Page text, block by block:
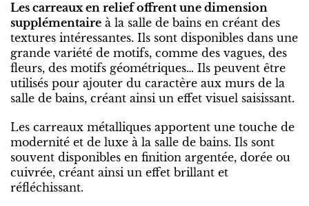
Les carreaux en relief offrent une dimension
supplémentaire à la salle de bains en créant des
textures intéressantes. Ils sont disponibles dans une
grande variété de motifs, comme des vagues, des
fleurs, des motifs géométriques… Ils peuvent être
utilisés pour ajouter du caractère aux murs de la
salle de bains, créant ainsi un effet visuel saisissant.
Les carreaux métalliques apportent une touche de
modernité et de luxe à la salle de bains. Ils sont
souvent disponibles en finition argentée, dorée ou
cuivrée, créant ainsi un effet brillant et
réfléchissant.